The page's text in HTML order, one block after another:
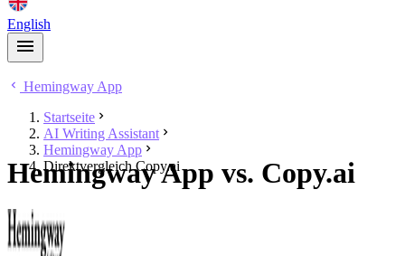
English
Hemingway App
Startseite
AI Writing Assistant
Hemingway App
Direktvergleich Copy.ai
Hemingway App vs. Copy.ai